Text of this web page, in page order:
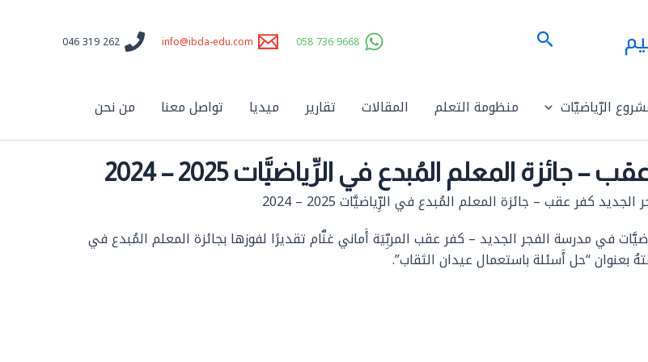
البحث 9668 736 058
info@ibda-edu.com
262 319 046
الرّياضيّات منظومة التعلم المقالات تقارير ميديا تواصل معنا من نحن
جائزة المعلم المُبدع في الرِّياضيَّات 2025 – 2024
كفر عقب – جائزة المعلم المُبدع في الرِّياضيَّات 2025 – 2024
في مدرسة الفجر الجديد – كفر عقب المربِّيَة أَماني غنَّام تقديرًا لفوزها بجائزة المعلم المُبدع في